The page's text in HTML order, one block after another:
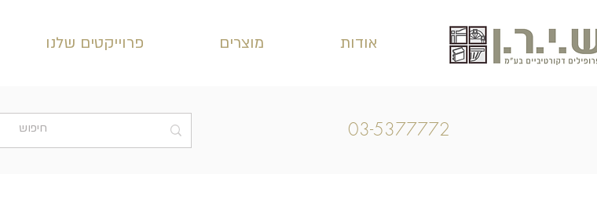
אודות מוצרים פרוייקטים שלנו
03-5377772